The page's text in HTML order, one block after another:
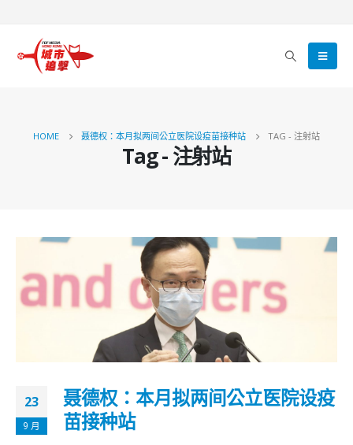
HOME 聂德权：本月拟两间公立医院设疫苗接种站 TAG - 注射站
Tag - 注射站
23
9 月
聂德权：本月拟两间公立医院设疫
苗接种站